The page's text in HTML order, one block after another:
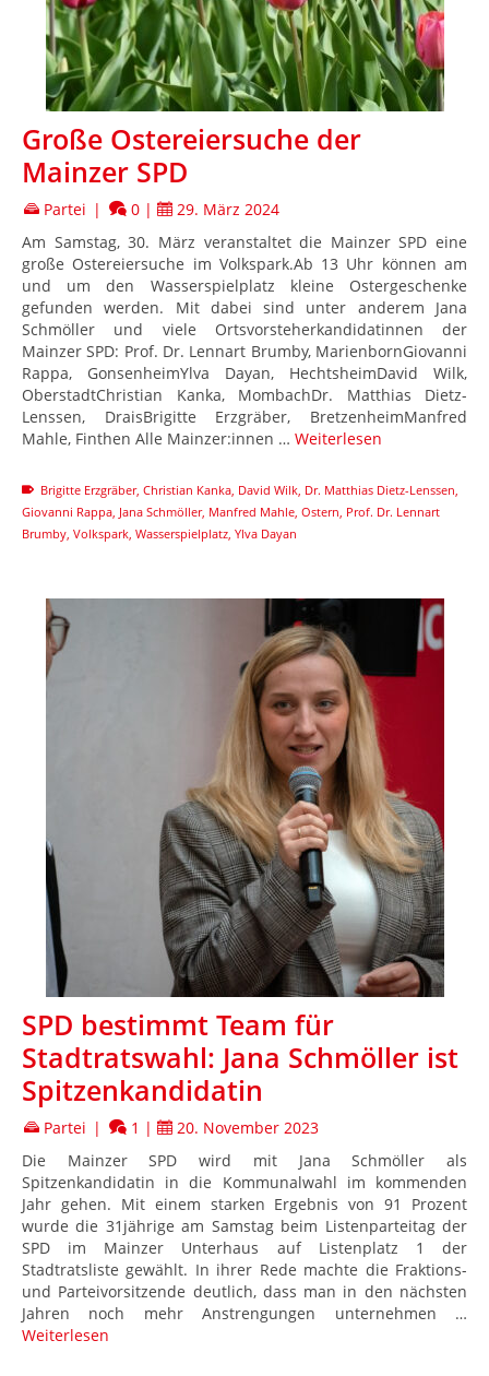
Große Ostereiersuche der
Mainzer SPD
Partei | 0 |
29. März 2024
Am Samstag, 30. März veranstaltet die Mainzer SPD eine
große Ostereiersuche im Volkspark.Ab 13 Uhr können am
und um den Wasserspielplatz kleine Ostergeschenke
gefunden werden. Mit dabei sind unter anderem Jana
Schmöller und viele Ortsvorsteherkandidatinnen der
Mainzer SPD: Prof. Dr. Lennart Brumby, MarienbornGiovanni
Rappa, GonsenheimYlva Dayan, HechtsheimDavid Wilk,
OberstadtChristian Kanka, MombachDr. Matthias Dietz-
Lenssen, DraisBrigitte Erzgräber, BretzenheimManfred
Mahle, Finthen Alle Mainzer:innen … Weiterlesen
Brigitte Erzgräber, Christian Kanka David Wilk Dr. Matthias Dietz-Lenssen
Giovanni Rappa Jana Schmöller, Manfred Mahle Ostern Prof. Dr. Lennart
Brumby Volkspark Wasserspielplatz Ylva Dayan
SPD bestimmt Team für
Stadtratswahl: Jana Schmöller ist
Spitzenkandidatin
Partei | 1 |
20. November 2023
Die Mainzer SPD wird mit Jana Schmöller als
Spitzenkandidatin in die Kommunalwahl im kommenden
Jahr gehen. Mit einem starken Ergebnis von 91 Prozent
wurde die 31jährige am Samstag beim Listenparteitag der
SPD im Mainzer Unterhaus auf Listenplatz 1 der
Stadtratsliste gewählt. In ihrer Rede machte die Fraktions-
und Parteivorsitzende deutlich, dass man in den nächsten
Jahren noch mehr Anstrengungen unternehmen …
Weiterlesen